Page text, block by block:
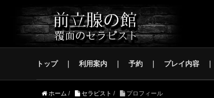
トップ 利用案内 予約 プレイ内容
ホーム / セラピスト / プロフィール